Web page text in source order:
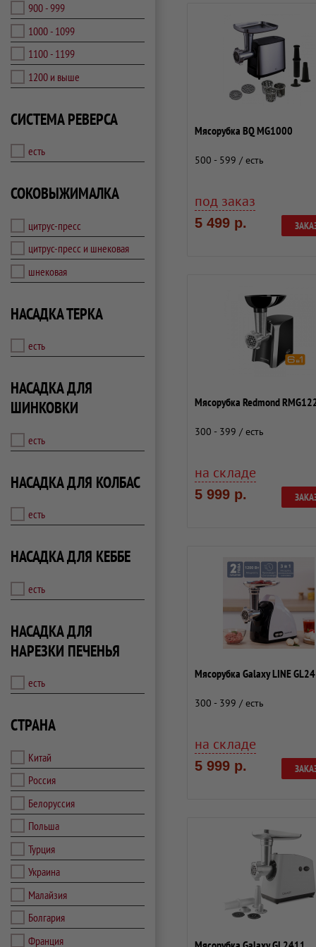
900 - 999
1000 - 1099
1100 - 1199
1200 и выше
СИСТЕМА РЕВЕРСА
есть
СОКОВЫЖИМАЛКА
цитрус-пресс
цитрус-пресс и шнековая
шнековая
НАСАДКА ТЕРКА
есть
НАСАДКА ДЛЯ
ШИНКОВКИ
есть
НАСАДКА ДЛЯ КОЛБАС
есть
НАСАДКА ДЛЯ КЕББЕ
есть
НАСАДКА ДЛЯ
НАРЕЗКИ ПЕЧЕНЬЯ
есть
СТРАНА
Китай
Россия
Белоруссия
Польша
Турция
Украина
Малайзия
Болгария
Франция
Мясорубка BQ MG1000
500 - 599 / есть
под заказ
5 499 р.
Мясорубка Redmond
300 - 399 / есть
на складе
5 999 р.
Мясорубка Galaxy LINE
300 - 399 / есть
на складе
5 999 р.